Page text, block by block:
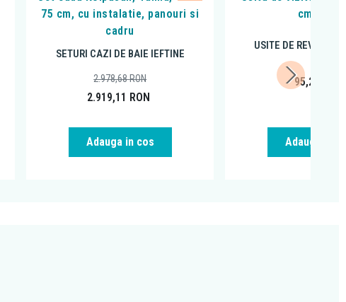
75 cm, cu instalatie, panouri si
cadru
SETURI CAZI DE BAIE IEFTINE
2.919,11 RON
2.978,68RON
Adauga in cos
cm, inox
USITE DE REVIZIE SI
95,28
Adauga in